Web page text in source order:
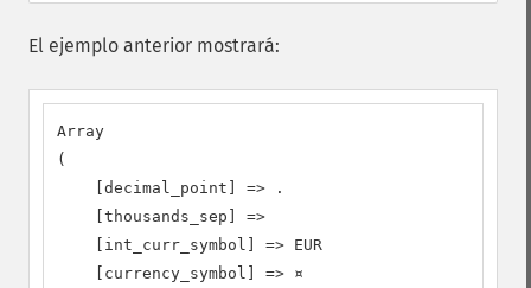
El ejemplo anterior mostrará:
Array
(
    [decimal_point] => .
    [thousands_sep] =>
    [int_curr_symbol] => EUR
    [currency_symbol] => ¤